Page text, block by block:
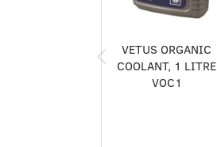
VETUS ORGANIC
COOLANT, 1 LITRE
VOC1